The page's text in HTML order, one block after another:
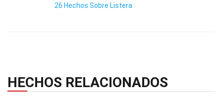
26 Hechos Sobre Listera
HECHOS RELACIONADOS